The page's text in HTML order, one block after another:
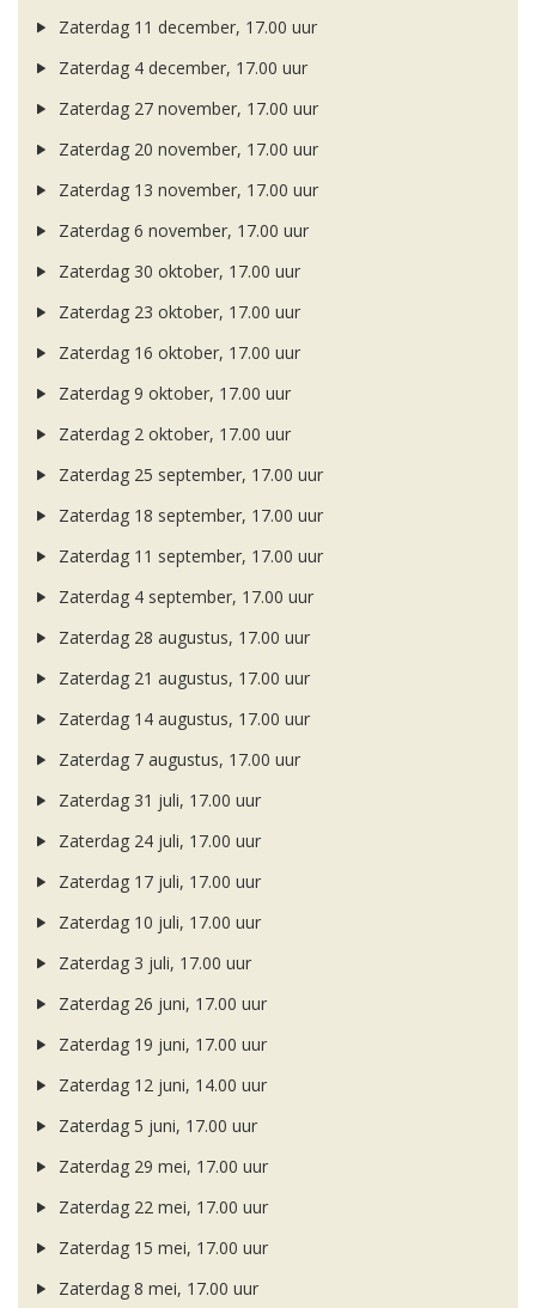
Zaterdag 11 december, 17.00 uur
Zaterdag 4 december, 17.00 uur
Zaterdag 27 november, 17.00 uur
Zaterdag 20 november, 17.00 uur
Zaterdag 13 november, 17.00 uur
Zaterdag 6 november, 17.00 uur
Zaterdag 30 oktober, 17.00 uur
Zaterdag 23 oktober, 17.00 uur
Zaterdag 16 oktober, 17.00 uur
Zaterdag 9 oktober, 17.00 uur
Zaterdag 2 oktober, 17.00 uur
Zaterdag 25 september, 17.00 uur
Zaterdag 18 september, 17.00 uur
Zaterdag 11 september, 17.00 uur
Zaterdag 4 september, 17.00 uur
Zaterdag 28 augustus, 17.00 uur
Zaterdag 21 augustus, 17.00 uur
Zaterdag 14 augustus, 17.00 uur
Zaterdag 7 augustus, 17.00 uur
Zaterdag 31 juli, 17.00 uur
Zaterdag 24 juli, 17.00 uur
Zaterdag 17 juli, 17.00 uur
Zaterdag 10 juli, 17.00 uur
Zaterdag 3 juli, 17.00 uur
Zaterdag 26 juni, 17.00 uur
Zaterdag 19 juni, 17.00 uur
Zaterdag 12 juni, 14.00 uur
Zaterdag 5 juni, 17.00 uur
Zaterdag 29 mei, 17.00 uur
Zaterdag 22 mei, 17.00 uur
Zaterdag 15 mei, 17.00 uur
Zaterdag 8 mei, 17.00 uur